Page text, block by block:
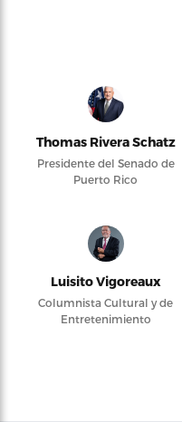
Thomas Rivera Schatz
Presidente del Senado de
Puerto Rico
Luisito Vigoreaux
Columnista Cultural y de
Entretenimiento